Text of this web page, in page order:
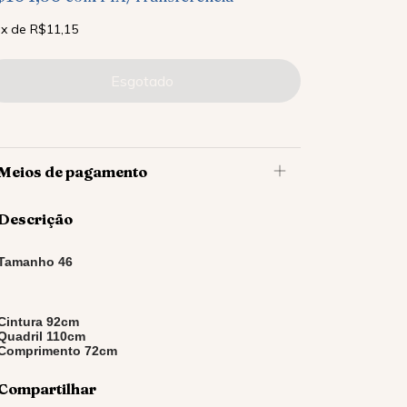
x de R$11,15
de pagamento
46
92cm
110cm
72cm